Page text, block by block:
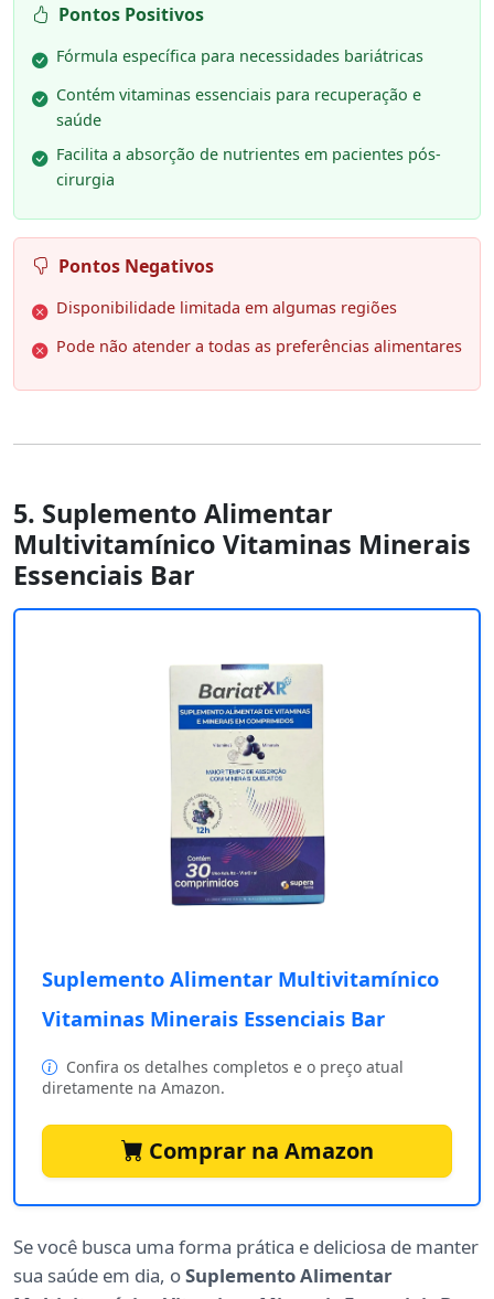
Pontos Positivos
Fórmula específica para necessidades bariátricas
Contém vitaminas essenciais para recuperação e
saúde
Facilita a absorção de nutrientes em pacientes pós-
cirurgia
Pontos Negativos
Disponibilidade limitada em algumas regiões
Pode não atender a todas as preferências alimentares
5. Suplemento Alimentar
Multivitamínico Vitaminas Minerais
Essenciais Bar
Suplemento Alimentar Multivitamínico
Vitaminas Minerais Essenciais Bar
Confira os detalhes completos e o preço atual
diretamente na Amazon.
Comprar na Amazon
Se você busca uma forma prática e deliciosa de manter
sua saúde em dia, oSuplemento Alimentar